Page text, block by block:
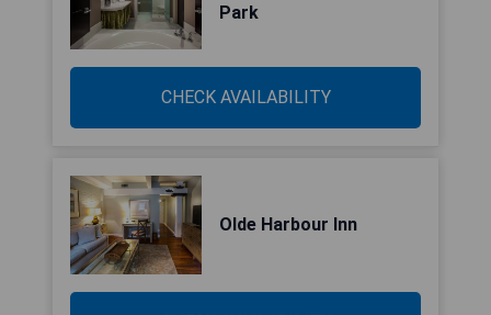
Park
CHECK AVAILABILITY
Olde Harbour Inn